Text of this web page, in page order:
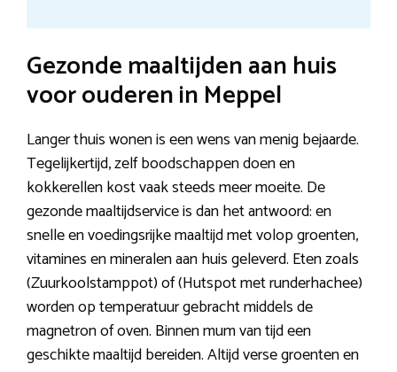
Gezonde maaltijden aan huis
voor ouderen in Meppel
Langer thuis wonen is een wens van menig bejaarde.
Tegelijkertijd, zelf boodschappen doen en
kokkerellen kost vaak steeds meer moeite. De
gezonde maaltijdservice is dan het antwoord: en
snelle en voedingsrijke maaltijd met volop groenten,
vitamines en mineralen aan huis geleverd. Eten zoals
(Zuurkoolstamppot) of (Hutspot met runderhachee)
worden op temperatuur gebracht middels de
magnetron of oven. Binnen mum van tijd een
geschikte maaltijd bereiden. Altijd verse groenten en